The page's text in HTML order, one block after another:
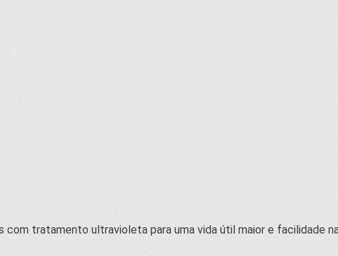
com tratamento ultravioleta para uma vida útil maior e facilidade